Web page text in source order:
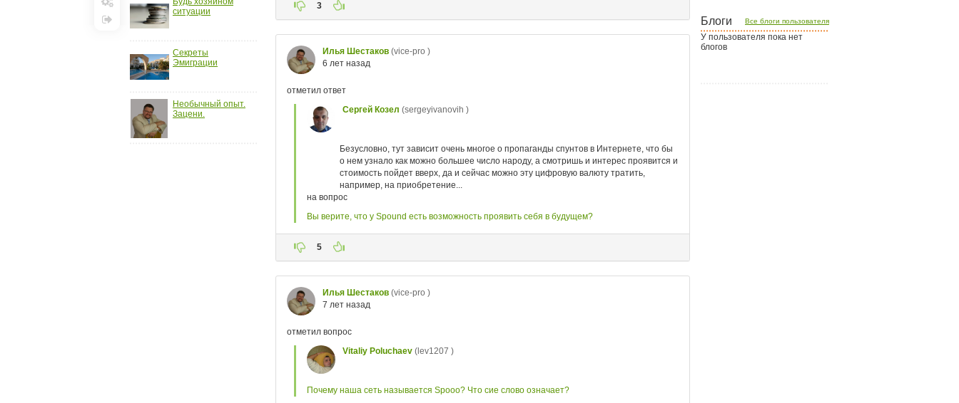
Настройки
ситуации
Секреты
Эмиграции
Необычный опыт.
Зацени.
Все блоги пользователя
Блоги
У пользователя пока нет
блогов